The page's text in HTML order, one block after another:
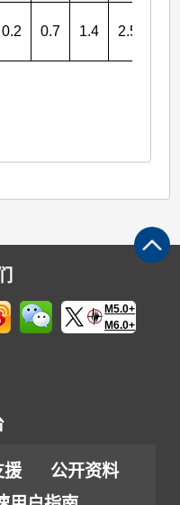
0.2 0.7 1.4 2.5
M5.0+
M6.0+
援
公开资料